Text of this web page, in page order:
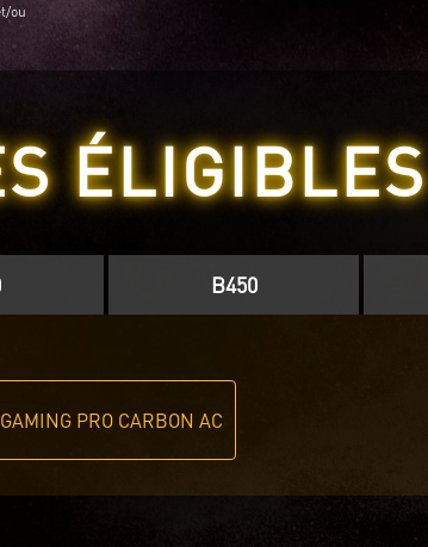
ou
ÉLIGIBLES
B450
PRO CARBON AC